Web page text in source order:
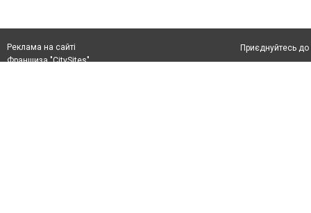
Реклама на сайті
Франшиза "CitySites"
Приєднуйтесь до